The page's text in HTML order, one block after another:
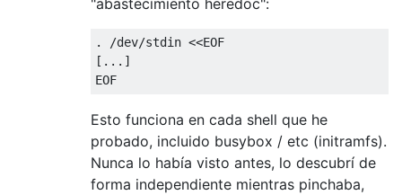
. /dev/stdin <<EOF
[...]
Esto funciona en cada shell que he
probado, incluido busybox / etc (initramfs).
Nunca lo había visto antes, lo descubrí de
forma independiente mientras pinchaba,